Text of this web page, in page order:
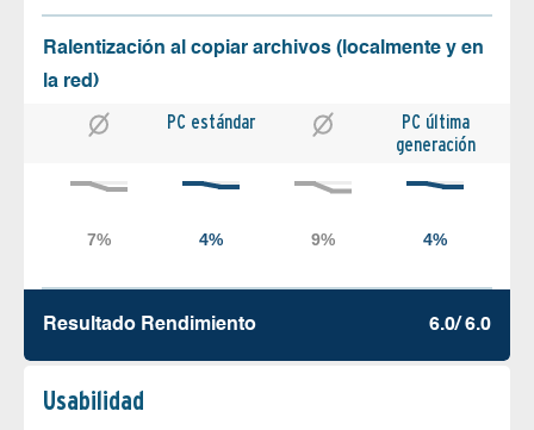
Ralentización al copiar archivos (localmente y en
la red)
PC estándar
PC última
generación
Resultado Rendimiento 6.0/ 6.0
Usabilidad